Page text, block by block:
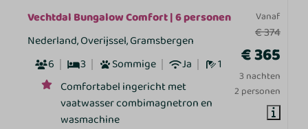
Vanaf
€ 374
€ 365
3 nachten
2 personen
Vechtdal Bungalow Comfort | 6 personen
Nederland, Overijssel, Gramsbergen
6
3 Sommige Ja
1
Comfortabel ingericht met
vaatwasser combimagnetron en
wasmachine